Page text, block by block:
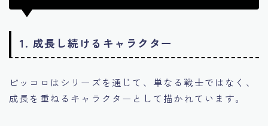
1. 成長し続けるキャラクター
ピッコロはシリーズを通じて、単なる戦士ではなく、
成長を重ねるキャラクターとして描かれています。